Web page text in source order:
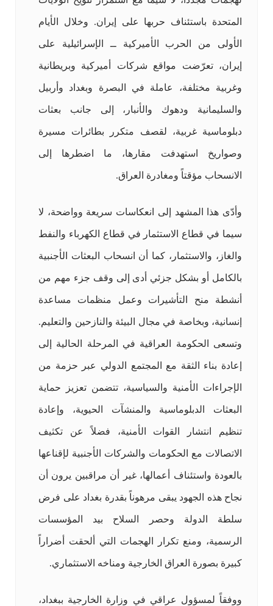
المتحدة باستئناف حربها على إيران. وخلال الأيام
الأولى من الحرب الأميركية ــ الإسرائيلية على
إيران، تعرّضت مواقع شركات أميركية وبريطانية
وغربية مختلفة، عاملة في البصرة وبغداد وأربيل
والسليمانية ودهوك والأنبار، إلى جانب بعثات
دبلوماسية غربية، لقصف متكرر بطائرات مسيرة
وصواريخ استهدفت مقارها، ما اضطرها إلى
الانسحاب مؤقتاً ومغادرة العراق.
وأدّى هذا المشهد إلى انعكاسات سريعة وواضحة، لا
سيما في قطاع الاستثمار في قطاع الكهرباء والنفط
والغاز، والاستثمار، كما أن انسحاب البعثات الأجنبية
بالكامل أو بشكل جزئي أدى إلى وقف جزء مهم من
أنشطة منح التأشيرات وعمل منظمات مساعدة
إنسانية، وبخاصة في مجال البيئة والنازحين والتعليم.
وتسعى الحكومة العراقية في المرحلة الحالية إلى
إعادة بناء الثقة مع المجتمع الدولي عبر حزمة من
الإجراءات الأمنية والسياسية، تتضمن تعزيز حماية
البعثات الدبلوماسية والمنشآت الحيوية، وإعادة
تنظيم انتشار القوات الأمنية، فضلاً عن تكثيف
الاتصالات مع الحكومات والشركات الأجنبية لإقناعها
بالعودة واستئناف أعمالها، غير أن مراقبين يرون أن
نجاح هذه الجهود يبقى مرهوناً بقدرة بغداد على فرض
سلطة الدولة وحصر السلاح بيد المؤسسات
الرسمية، ومنع تكرار الهجمات التي ألحقت أضراراً
كبيرة بصورة العراق الخارجية ومناخه الاستثماري.
ووفقاً لمسؤول عراقي في وزارة الخارجية ببغداد،